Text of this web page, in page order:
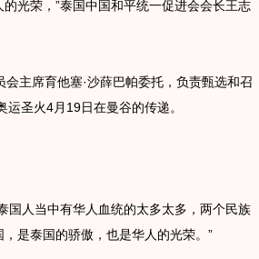
光荣，”泰国中国和平统一促进会会长王志
主席育他塞·沙薛巴帕委托，负责甄选和召
圣火4月19日在曼谷的传递。
人当中有华人血统的太多太多，两个民族
是泰国的骄傲，也是华人的光荣。”